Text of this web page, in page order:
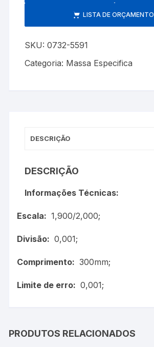
LISTA DE ORÇAMENTO
SKU:0732-5591
Categoria: Massa Especifica
DESCRIÇÃO
DESCRIÇÃO
Informações Técnicas:
Escala: 1,900/2,000;
Divisão: 0,001;
Comprimento: 300mm;
Limite de erro: 0,001;
PRODUTOS RELACIONADOS